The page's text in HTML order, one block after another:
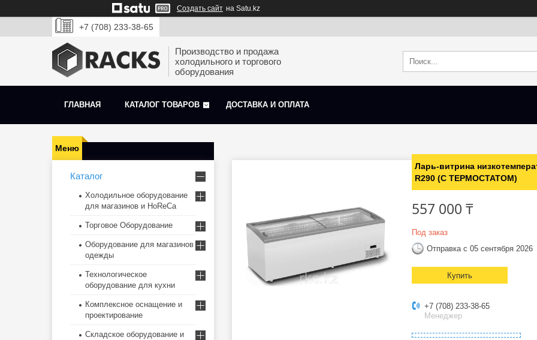
Создать сайт на Satu.kz
+7 (708) 233-38-65
Производство и продажа
холодильного и торгового
оборудования
ГЛАВНАЯ КАТАЛОГ ТОВАРОВ ДОСТАВКА И ОПЛАТА
Ларь-витрина
R290 (С ТЕРМОСТАТОМ)
557 000 ₸
Под заказ
Отправка с 05 сентября 2026
Купить
+7 (708) 233-38-65
Менеджер
Каталог
Холодильное оборудование
для магазинов и HoReCa
Торговое Оборудование
Оборудование для магазинов
одежды
Технологическое
оборудование для кухни
Комплексное оснащение и
проектирование
Складское оборудование и